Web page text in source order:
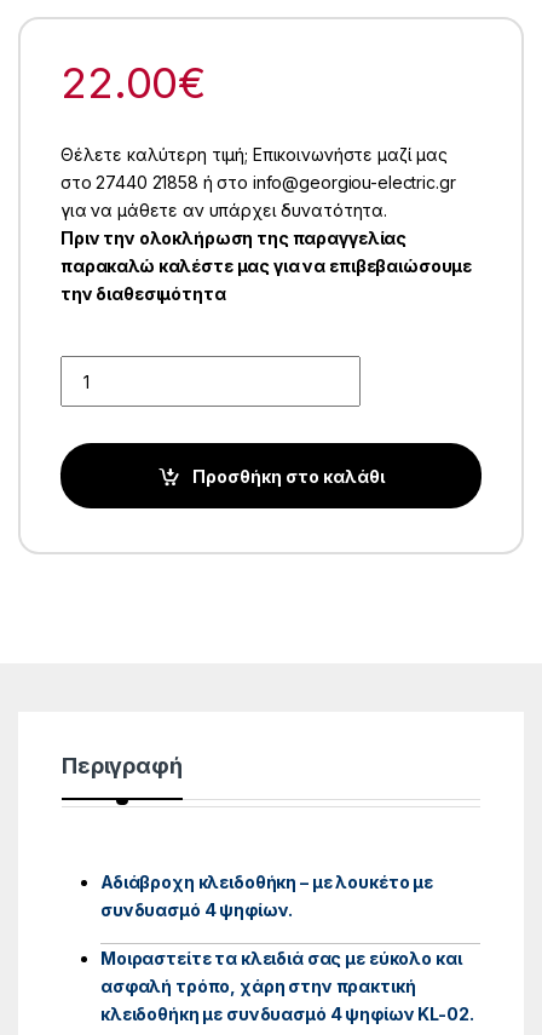
22.00€
Θέλετε καλύτερη τιμή; Επικοινωνήστε μαζί μας
στο 27440 21858 ή στο info@georgiou-electric.gr
για να μάθετε αν υπάρχει δυνατότητα.
Πριν την ολοκλήρωση της παραγγελίας
παρακαλώ καλέστε μας για να επιβεβαιώσουμε
την διαθεσιμότητα
Προσθήκη στο καλάθι
Περιγραφή
Αδιάβροχη κλειδοθήκη – με λουκέτο με
συνδυασμό 4 ψηφίων.
Μοιραστείτε τα κλειδιά σας με εύκολο και
ασφαλή τρόπο, χάρη στην πρακτική
κλειδοθήκη με συνδυασμό 4 ψηφίων KL-02.